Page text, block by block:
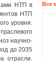
НТП в
НТП
уровня.
научно-
до 2035
отрасли.
Все